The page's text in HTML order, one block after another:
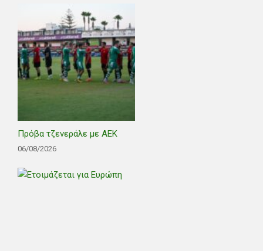
Πρόβα τζενεράλε με ΑΕΚ
06/08/2026